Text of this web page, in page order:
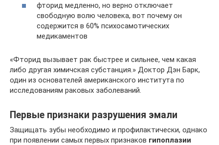
фторид медленно, но верно отключает
свободную волю человека, вот почему он
содержится в 60% психосамотических
медикаментов
«Фторид вызывает рак быстрее и сильнее, чем какая
либо другая химичская субстанция.» Доктор Дэн Барк,
один из основателей американского института по
исследованиям раковых заболеваний.
Первые признаки разрушения эмали
Защищать зубы необходимо и профилактически, однако
при появлении самых первых признаков гипоплазии